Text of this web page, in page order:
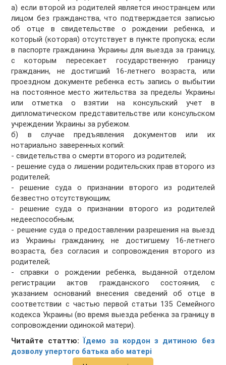
а) если второй из родителей является иностранцем или
лицом без гражданства, что подтверждается записью
об отце в свидетельстве о рождении ребенка, и
который (которая) отсутствует в пункте пропуска; если
в паспорте гражданина Украины для выезда за границу,
с которым пересекает государственную границу
гражданин, не достигший 16-летнего возраста, или
проездном документе ребенка есть запись о выбытии
на постоянное место жительства за пределы Украины
или отметка о взятии на консульский учет в
дипломатическом представительстве или консульском
учреждении Украины за рубежом.
б) в случае предъявления документов или их
нотариально заверенных копий:
- свидетельства о смерти второго из родителей;
- решение суда о лишении родительских прав второго из
родителей;
- решение суда о признании второго из родителей
безвестно отсутствующим;
- решение суда о признании второго из родителей
недееспособным;
- решение суда о предоставлении разрешения на выезд
из Украины гражданину, не достигшему 16-летнего
возраста, без согласия и сопровождения второго из
родителей;
- справки о рождении ребенка, выданной отделом
регистрации актов гражданского состояния, с
указанием оснований внесения сведений об отце в
соответствии с частью первой статьи 135 Семейного
кодекса Украины (во время выезда ребенка за границу в
сопровождении одинокой матери).
Читайте статтю:Їдемо за кордон з дитиною без
дозволу упертого батька або матері